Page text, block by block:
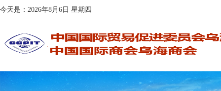
今天是：2026年8月6日 星期四